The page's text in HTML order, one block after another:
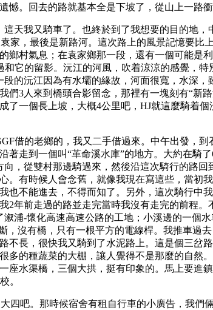
。回去的路就基本全是下坡了，從山上一路衝
天我又騎車了。也終於到了我想要的目的地
家，最後是新路河。這次路上的風景記憶要比
村氣息；在袁家鄉那一段，還有一個可能是
它的留影。沅江的河風，吹着涼涼的感覺，
的沅江因為有水壩的緣故，河面很寬，水深
3人來到橋頭合影留念，那裡有一塊刻有“新
了一個長上坡，大概4公里吧，HJ就這麼騎着
借的老鄉的，我又二手借過來。中午出發，
走到一個叫“革命溪水庫”的地方。大約在騎
，從雙村那邊騎過來，然後沿這次騎行的路
有時候人會念舊，就像我現在寫這些，當初
不能進去，不得而知了。另外，這次騎行中
年前走過的路並走完當時我沒有走完的前程
浦-懷化高速高速公路的工地；小溪邊的一個
沒有橋，只有一根平方的電線桿。我推車過
長，很快我又騎到了水泥路上。這是個三岔
的種蔬菜的大棚，讓人覺得不是那麼的自然
水渠橋，三個大拱，挺有印象的。馬上要進
。
四吧。那時候宿舍有租自行車的小廣告，我們